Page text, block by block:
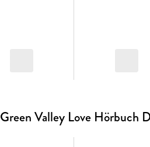
Green Valley Love Hörbuch